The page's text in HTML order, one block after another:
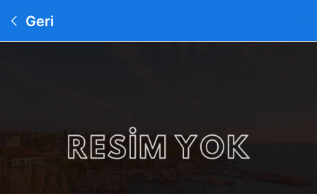
Geri